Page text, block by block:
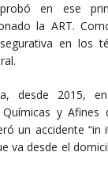
probó en ese
la ART.
en los
desde 2015,
y Afines
un accidente “in
va desde el